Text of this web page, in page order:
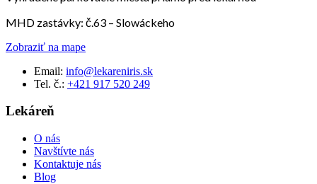
MHD zastávky: č.63 – Slowáckeho
Zobraziť na mape
Email: info@lekareniris.sk
Tel. č.: +421 917 520 249
Lekáreň
O nás
Navštívte nás
Kontaktuje nás
Blog